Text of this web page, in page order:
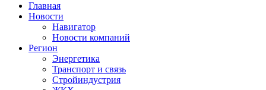
Главная
Новости
Навигатор
Новости компаний
Регион
Энергетика
Транспорт и связь
Стройиндустрия